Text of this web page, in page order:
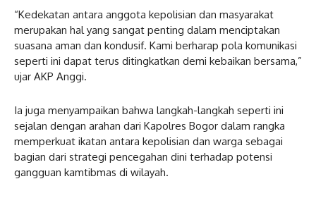
“Kedekatan antara anggota kepolisian dan masyarakat
merupakan hal yang sangat penting dalam menciptakan
suasana aman dan kondusif. Kami berharap pola komunikasi
seperti ini dapat terus ditingkatkan demi kebaikan bersama,”
ujar AKP Anggi.
Ia juga menyampaikan bahwa langkah-langkah seperti ini
sejalan dengan arahan dari Kapolres Bogor dalam rangka
memperkuat ikatan antara kepolisian dan warga sebagai
bagian dari strategi pencegahan dini terhadap potensi
gangguan kamtibmas di wilayah.